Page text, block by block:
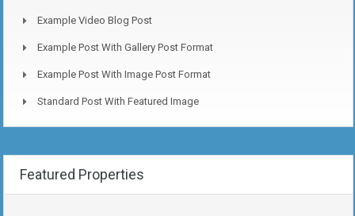
Example Video Blog Post
Example Post With Gallery Post Format
Example Post With Image Post Format
Standard Post With Featured Image
Featured Properties